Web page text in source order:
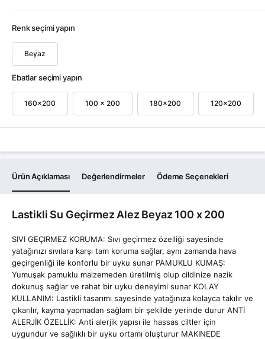
Renk seçimi yapın
Beyaz
Ebatlar seçimi yapın
160x200 100 x 200 180x200 120x200
Ürün Açıklaması Değerlendirmeler Ödeme Seçenekleri
Lastikli Su Geçirmez Alez Beyaz 100 x 200
SIVI GEÇIRMEZ KORUMA: Sıvı geçirmez özelliği sayesinde
yatağınızı sıvılara karşı tam koruma sağlar, aynı zamanda hava
geçirgenliği ile konforlu bir uyku sunar PAMUKLU KUMAŞ:
Yumuşak pamuklu malzemeden üretilmiş olup cildinize nazik
dokunuş sağlar ve rahat bir uyku deneyimi sunar KOLAY
KULLANIM: Lastikli tasarımı sayesinde yatağınıza kolayca takılır ve
çıkarılır, kayma yapmadan sağlam bir şekilde yerinde durur ANTİ
ALERJİK ÖZELLİK: Anti alerjik yapısı ile hassas ciltler için
uygundur ve sağlıklı bir uyku ortamı oluşturur MAKINEDE